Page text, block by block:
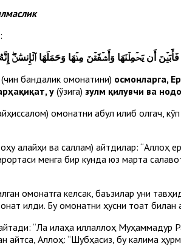
أَن يَحۡمِلۡنَهَا وَأَشۡفَقۡنَ مِنۡهَا وَحَمَلَهَا ٱلۡإِنسَٰنُۖ
(чин бандалик омонатини) осмонларга,
у (ўзига) зулм қилувчи ва
омонатни қабул қилиб олгач,
алайҳи ва саллам) айтдилар: “Аллоҳ
менга бир кунда юз марта
омонатга келсак, баъзилар уни
қилди. Бу омонатни ҳусни тоат билан
“Ла илаҳа иллаллоҳ Муҳаммадур
айтса, Аллоҳ: “Шубҳасиз, бу калима